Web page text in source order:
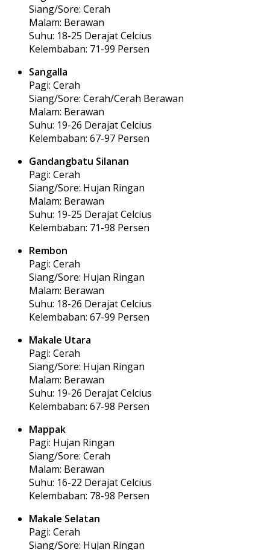
Siang/Sore: Cerah
Malam: Berawan
Suhu: 18-25 Derajat Celcius
Kelembaban: 71-99 Persen
Sangalla
Pagi: Cerah
Siang/Sore: Cerah/Cerah Berawan
Malam: Berawan
Suhu: 19-26 Derajat Celcius
Kelembaban: 67-97 Persen
Gandangbatu Silanan
Pagi: Cerah
Siang/Sore: Hujan Ringan
Malam: Berawan
Suhu: 19-25 Derajat Celcius
Kelembaban: 71-98 Persen
Rembon
Pagi: Cerah
Siang/Sore: Hujan Ringan
Malam: Berawan
Suhu: 18-26 Derajat Celcius
Kelembaban: 67-99 Persen
Makale Utara
Pagi: Cerah
Siang/Sore: Hujan Ringan
Malam: Berawan
Suhu: 19-26 Derajat Celcius
Kelembaban: 67-98 Persen
Mappak
Pagi: Hujan Ringan
Siang/Sore: Cerah
Malam: Berawan
Suhu: 16-22 Derajat Celcius
Kelembaban: 78-98 Persen
Makale Selatan
Pagi: Cerah
Siang/Sore: Hujan Ringan